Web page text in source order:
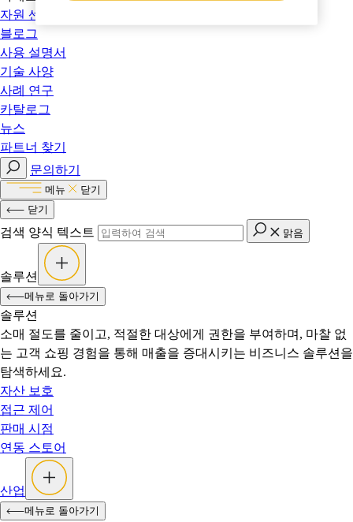
자원 센터
블로그
사용 설명서
기술 사양
사례 연구
카탈로그
뉴스
파트너 찾기
문의하기
메뉴
닫기
닫기
검색 양식 텍스트 맑음
솔루션
메뉴로 돌아가기
솔루션
소매 절도를 줄이고, 적절한 대상에게 권한을 부여하며, 마찰 없
는 고객 쇼핑 경험을 통해 매출을 증대시키는 비즈니스 솔루션을
탐색하세요.
자산 보호
접근 제어
판매 시점
연동 스토어
산업
메뉴로 돌아가기